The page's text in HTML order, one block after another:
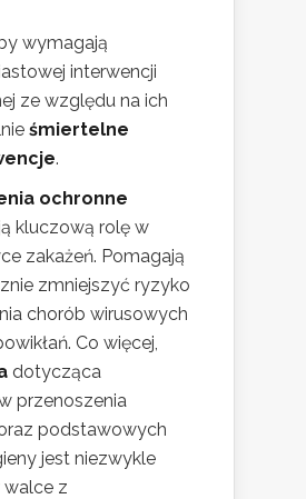
wymagają
interwencji
ze względu na ich
śmiertelne
.
ochronne
kluczową rolę w
zakażeń. Pomagają
zmniejszyć ryzyko
chorób wirusowych
Co więcej,
dotycząca
przenoszenia
podstawowych
jest niezwykle
z